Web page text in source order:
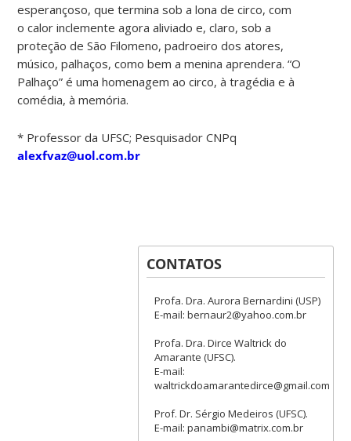
esperançoso, que termina sob a lona de circo, com
o calor inclemente agora aliviado e, claro, sob a
proteção de São Filomeno, padroeiro dos atores,
músico, palhaços, como bem a menina aprendera. “O
Palhaço” é uma homenagem ao circo, à tragédia e à
comédia, à memória.
* Professor da UFSC; Pesquisador CNPq
alexfvaz@uol.com.br
CONTATOS
Profa. Dra. Aurora Bernardini (USP)
E-mail: bernaur2@yahoo.com.br
Profa. Dra. Dirce Waltrick do
Amarante (UFSC).
E-mail:
waltrickdoamarantedirce@gmail.com
Prof. Dr. Sérgio Medeiros (UFSC).
E-mail: panambi@matrix.com.br